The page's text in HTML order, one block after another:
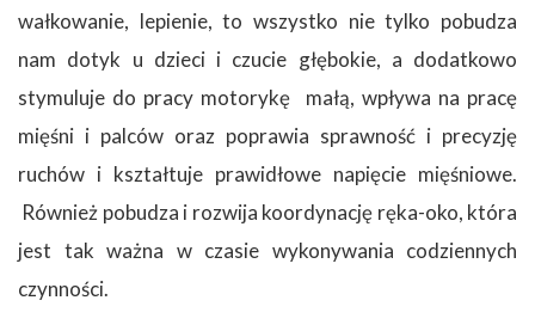
wałkowanie, lepienie, to wszystko nie tylko pobudza
nam dotyk u dzieci i czucie głębokie, a dodatkowo
stymuluje do pracy motorykę małą, wpływa na pracę
mięśni i palców oraz poprawia sprawność i precyzję
ruchów i kształtuje prawidłowe napięcie mięśniowe.
Również pobudza i rozwija koordynację ręka-oko, która
jest tak ważna w czasie wykonywania codziennych
czynności.